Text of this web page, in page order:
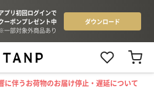
に伴うお荷物のお届け停止・遅延について